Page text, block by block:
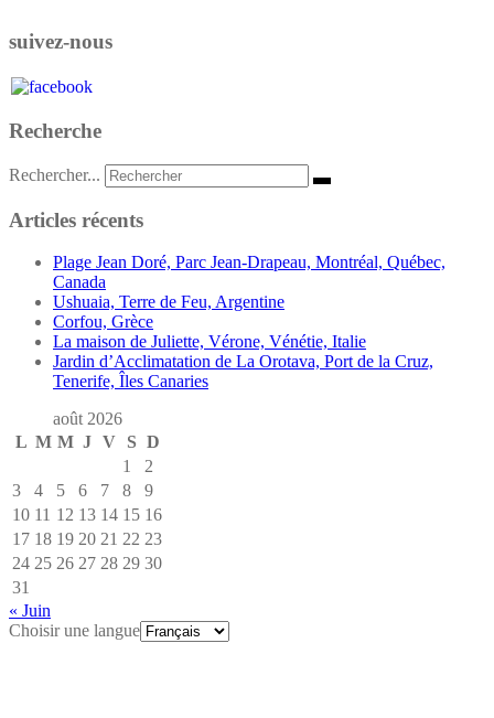
suivez-nous
Recherche
Rechercher...
Articles récents
Plage Jean Doré, Parc Jean-Drapeau, Montréal, Québec,
Canada
Ushuaia, Terre de Feu, Argentine
Corfou, Grèce
La maison de Juliette, Vérone, Vénétie, Italie
Jardin d’Acclimatation de La Orotava, Port de la Cruz,
Tenerife, Îles Canaries
août 2026
L M M J V S D
1
2
3
4 5 6 7 8
9
10 11 12 13 14 15 16
17 18 19 20 21 22 23
24 25 26 27 28 29 30
31
« Juin
Choisir une langue